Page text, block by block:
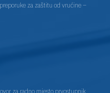
za zaštitu od vrućine –
za radno mjesto prvostupnik